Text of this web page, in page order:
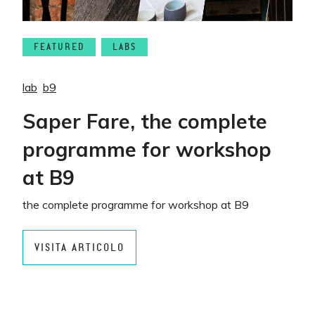
FEATURED LABS
lab b9
Saper Fare, the complete
programme for workshop
at B9
the complete programme for workshop at B9
VISITA ARTICOLO